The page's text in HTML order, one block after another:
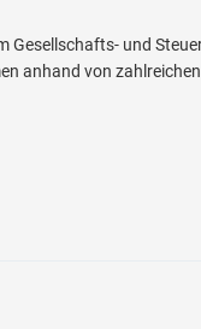
Gesellschafts- und
anhand von